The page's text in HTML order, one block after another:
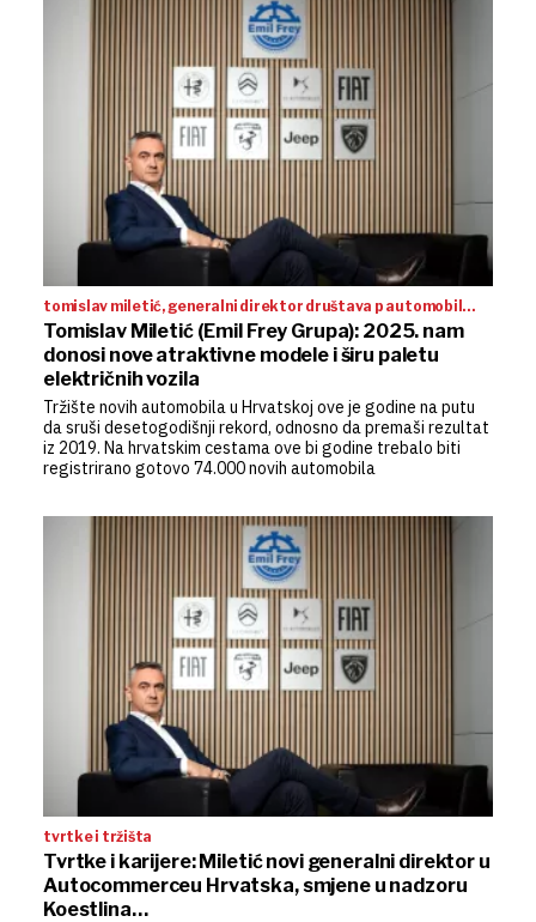
tomislav miletić, generalni direktor društava p automobil
import, c automobil import te autocommerce hrvatska (emil
frey grupa):
Tomislav Miletić (Emil Frey Grupa): 2025. nam
donosi nove atraktivne modele i širu paletu
električnih vozila
Tržište novih automobila u Hrvatskoj ove je godine na putu
da sruši desetogodišnji rekord, odnosno da premaši rezultat
iz 2019. Na hrvatskim cestama ove bi godine trebalo biti
registrirano gotovo 74.000 novih automobila
tvrtke i tržišta
Tvrtke i karijere: Miletić novi generalni direktor u
Autocommerceu Hrvatska, smjene u nadzoru
Koestlina…